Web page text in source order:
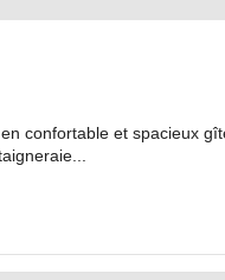
confortable et spacieux